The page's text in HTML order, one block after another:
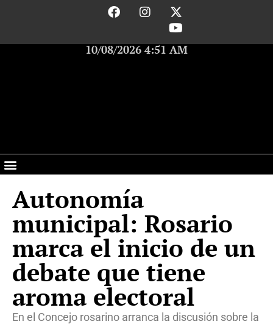
10/08/2026 4:51 AM
Autonomía
municipal: Rosario
marca el inicio de un
debate que tiene
aroma electoral
En el Concejo rosarino arranca la discusión sobre la